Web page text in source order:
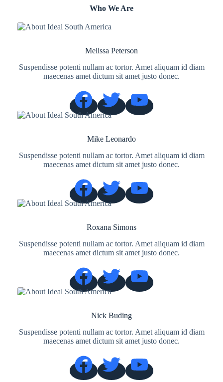
Who We Are
Melissa Peterson
Suspendisse potenti nullam ac tortor. Amet aliquam id diam
maecenas amet dictum sit amet justo donec.
Mike Leonardo
Suspendisse potenti nullam ac tortor. Amet aliquam id diam
maecenas amet dictum sit amet justo donec.
Roxana Simons
Suspendisse potenti nullam ac tortor. Amet aliquam id diam
maecenas amet dictum sit amet justo donec.
Nick Buding
Suspendisse potenti nullam ac tortor. Amet aliquam id diam
maecenas amet dictum sit amet justo donec.